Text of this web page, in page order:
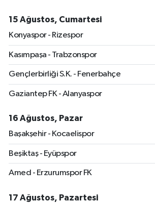
15 Ağustos, Cumartesi
Konyaspor - Rizespor
Kasımpaşa - Trabzonspor
Gençlerbirliği S.K. - Fenerbahçe
Gaziantep FK - Alanyaspor
16 Ağustos, Pazar
Başakşehir - Kocaelispor
Beşiktaş - Eyüpspor
Amed - Erzurumspor FK
17 Ağustos, Pazartesi